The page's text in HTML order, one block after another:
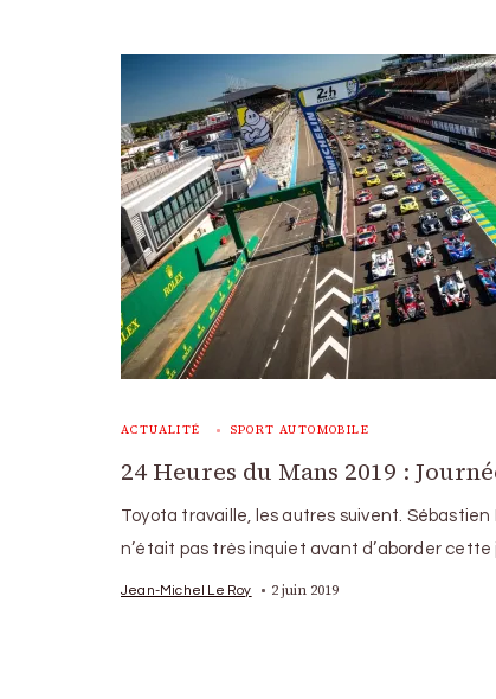
ACTUALITÉ SPORT AUTOMOBILE
24 Heures du Mans 2019 :
Toyota travaille, les autres suivent. Sébastien
n’était pas très inquiet avant d’aborder cette
Jean-Michel Le Roy 2 juin 2019